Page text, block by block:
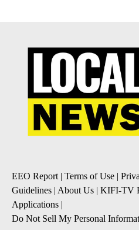
EEO Report| Terms of Use |
Guidelines | About Us | KIFI-TV
Applications |
Do Not Sell My Personal